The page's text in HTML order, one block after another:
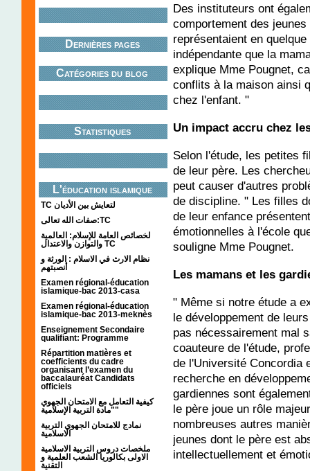
Dernières pages
Catégories du blog
Statistiques
L'éducation islamique
TC لتعايش بين الأديان
صفات الله تعالى:TC
لخصائص العامة للإسلام: العالمية
والتوازن والاعتدال TC
نظام الارث في الاسلام : الورثة و
أنصبتهم
Examen régional-éducation
islamique-bac 2013-casa
Examen régional-éducation
islamique-bac 2013-meknès
Enseignement Secondaire
qualifiant: Programme
Répartition matières et
coefficients du cadre
organisant l’examen du
baccalauréat Candidats
officiels
كيفية التعامل مع الامتحان الجهوي
"مادة التربية الإسلامية"
نمادج للامتحان الجهوي التربية
الاسلامية
ملخصات دروس التربية الاسلامية
الاولى بكالوريا الشعب العلمية و
التقنية
Des instituteurs ont
comportement des
représentaient en
indépendante que la
explique Mme Pougnet,
conflits à la maison ainsi
chez l'enfant. "
Un impact accru chez
Selon l'étude, les petites
de leur père. Les
peut causer d'autres
de discipline. " Les filles
de leur enfance
émotionnelles à l'école
souligne Mme Pougnet.
Les mamans et les
" Même si notre étude a
le développement de
pas nécessairement mal
coauteure de l'étude,
de l'Université Concordia
recherche en
gardiennes sont
le père joue un rôle
nombreuses autres
jeunes dont le père est
intellectuellement et